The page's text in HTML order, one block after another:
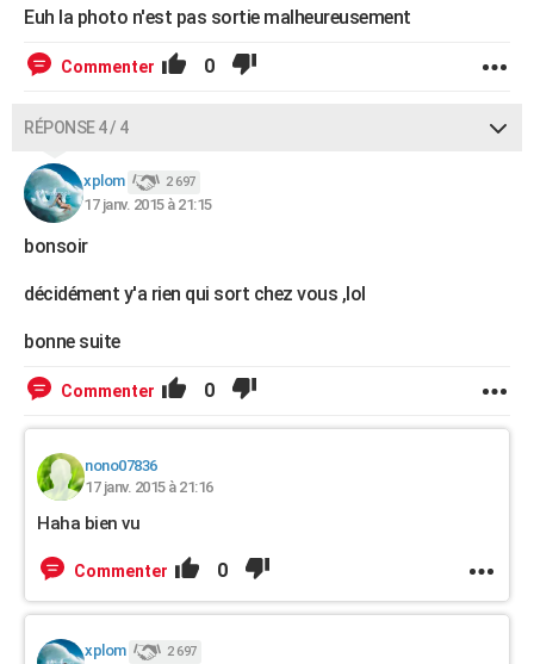
Euh la photo n'est pas sortie malheureusement
Commenter 0
RÉPONSE 4 / 4
xplom 2 697
17 janv. 2015 à 21:15
bonsoir
décidément y'a rien qui sort chez vous ,lol
bonne suite
Commenter 0
nono07836
17 janv. 2015 à 21:16
Haha bien vu
Commenter 0
xplom 2 697